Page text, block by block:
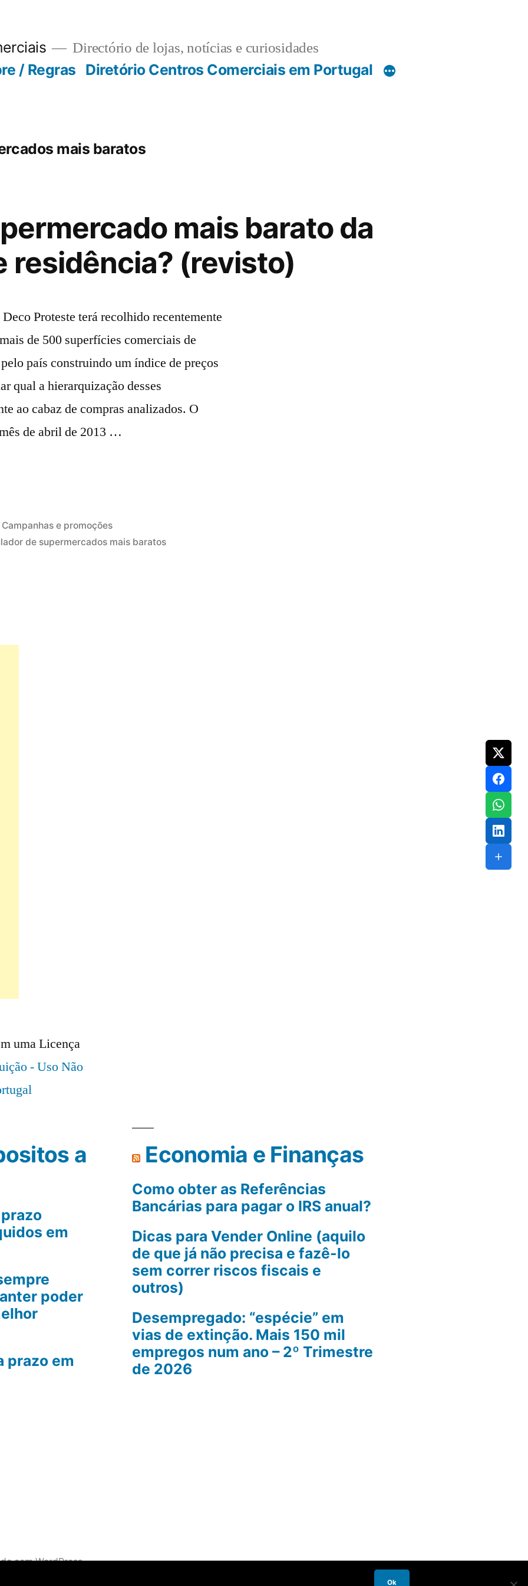
Directório de lojas, notícias e curiosidades
/ Regras Diretório Centros Comerciais em Portugal
mais baratos
mais barato da
residência? (revisto)
Proteste terá recolhido recentemente
de 500 superfícies comerciais de
país construindo um índice de preços
qual a hierarquização desses
ao cabaz de compras analizados. O
de abril de 2013 …
Publicado
em
Campanhas e promoções
de supermercados mais baratos
uma Licença
- Uso Não
a
em
poder
prazo em
Economia e Finanças
Como obter as Referências
Bancárias para pagar o IRS anual?
Dicas para Vender Online (aquilo
de que já não precisa e fazê-lo
sem correr riscos fiscais e
outros)
Desempregado: “espécie” em
vias de extinção. Mais 150 mil
empregos num ano – 2º Trimestre
de 2026
com WordPress.
Ok